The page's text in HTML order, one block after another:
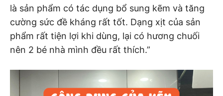
là sản phẩm có tác dụng bổ sung kẽm và tăng
cường sức đề kháng rất tốt. Dạng xịt của sản
phẩm rất tiện lợi khi dùng, lại có hương chuối
nên 2 bé nhà mình đều rất thích.”